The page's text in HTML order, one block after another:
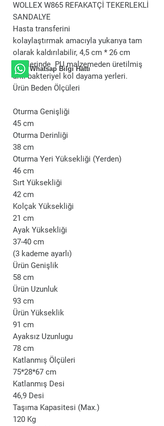
WOLLEX W865 REFAKATÇİ TEKERLEKLİ
SANDALYE
Hasta transferini
kolaylaştırmak amacıyla yukarıya tam
olarak kaldırılabilir, 4,5 cm * 26 cm
ölçülerinde PU malzemeden üretilmiş
anti-bakteriyel kol dayama yerleri.
Ürün Beden Ölçüleri
Oturma Genişliği
45 cm
Oturma Derinliği
38 cm
Oturma Yeri Yüksekliği (Yerden)
46 cm
Sırt Yüksekliği
42 cm
Kolçak Yüksekliği
21 cm
Ayak Yüksekliği
37-40 cm
(3 kademe ayarlı)
Ürün Genişlik
58 cm
Ürün Uzunluk
93 cm
Ürün Yükseklik
91 cm
Ayaksız Uzunlugu
78 cm
Katlanmış Ölçüleri
75*28*67 cm
Katlanmış Desi
46,9 Desi
Taşıma Kapasitesi (Max.)
120 Kg
Whatsap Bilgi Hattı